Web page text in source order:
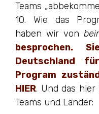
Teams
10. Wie das
haben wir von
besprochen.
Deutschland
Program
HIER. Und das
Teams und Länder: